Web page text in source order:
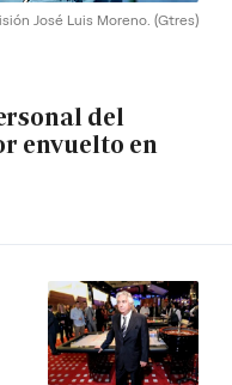
José Luis Moreno. (Gtres)
del
envuelto en